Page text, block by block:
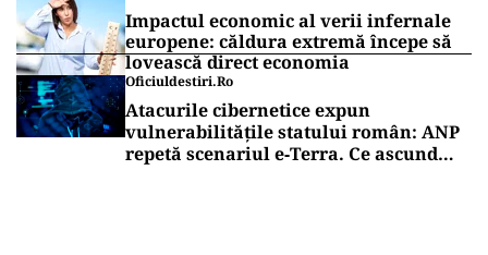
Impactul economic al verii infernale
europene: căldura extremă începe să
lovească direct economia
Oficiuldestiri.ro
Atacurile cibernetice expun
vulnerabilitățile statului român: ANP
repetă scenariul e‑Terra. Ce ascund